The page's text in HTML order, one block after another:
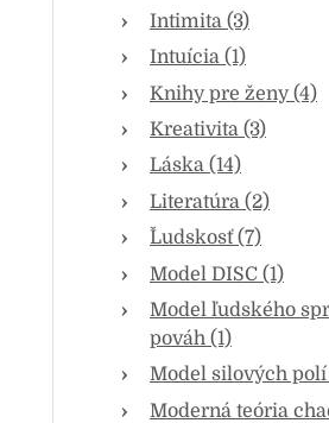
Intimita (3)
Intuícia (1)
Knihy pre ženy (4)
Kreativita (3)
Láska (14)
Literatúra (2)
Ľudskosť (7)
Model DISC (1)
Model ľudského
pováh (1)
Model silových polí
Moderná teória